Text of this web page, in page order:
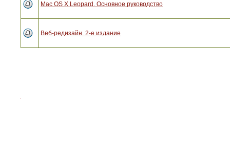
Mac OS X Leopard. Основное руководство
Веб-редизайн. 2-е издание